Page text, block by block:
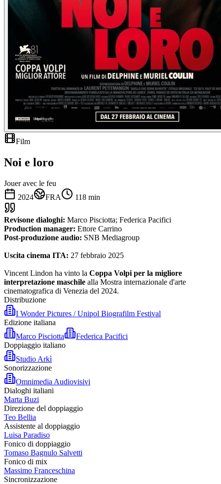
Film
Noi e loro
Jouer avec le feu
2024
FRA 118 min
Revisone dialoghi: Marco Pisciotta; Federica Pacifici
Production manager: Ettore Carrino
Post-produzione audio: SNB Mediagroup
Uscita cinema ITA: 27 febbraio 2025
Vincent Lindon ha vinto la Coppa Volpi per la migliore
interpretazione maschile alla Mostra internazionale d'arte
cinematografica di Venezia del 2024.
Distribuzione
I Wonder Pictures / Unipol Biografilm Festival
Edizione italiana
Marco Pisciotta
Federica Pacifici
Doppiaggio italiano
Studio Arkì
Sonorizzazione
Omnimedia Audiovisivi
Dialoghi italiani
Marta Buzi
Direzione del doppiaggio
Teo Bellia
Assistente al doppiaggio
Luisa Paradiso
Fonico di doppiaggio
Tomaso Bagnulo Salvetti
Fonico di mix
Massimo Franceschina
Sincronizzazione